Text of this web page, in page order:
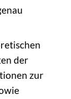
der
zur